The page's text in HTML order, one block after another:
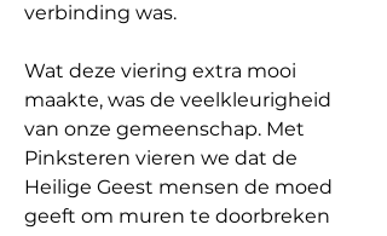
verbinding was.
Wat deze viering extra mooi
maakte, was de veelkleurigheid
van onze gemeenschap. Met
Pinksteren vieren we dat de
Heilige Geest mensen de moed
geeft om muren te doorbreken